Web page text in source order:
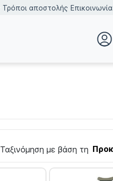
Τρόποι αποστολής Επικοινωνία
Ταξινόμηση με βάση τη